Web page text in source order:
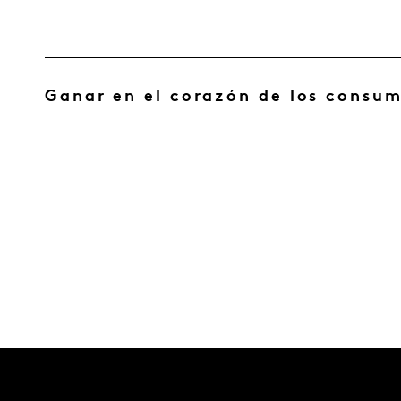
Ganar en el corazón de los